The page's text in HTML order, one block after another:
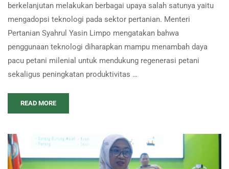
berkelanjutan melakukan berbagai upaya salah satunya yaitu
mengadopsi teknologi pada sektor pertanian. Menteri
Pertanian Syahrul Yasin Limpo mengatakan bahwa
penggunaan teknologi diharapkan mampu menambah daya
pacu petani milenial untuk mendukung regenerasi petani
sekaligus peningkatan produktivitas …
READ MORE